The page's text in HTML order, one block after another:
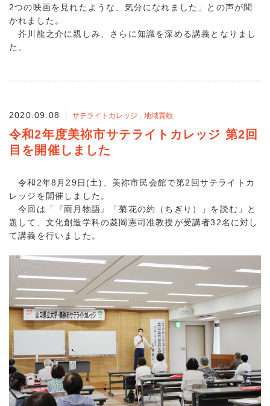
2つの映画を見れたような、気分になれました」との声が聞
かれました。
芥川龍之介に親しみ、さらに知識を深める講義となりまし
た。
2020.09.08 サテライトカレッジ 地域貢献
令和2年度美祢市サテライトカレッジ 第2回
目を開催しました
令和2年8月29日(土)、美祢市民会館で第2回サテライトカ
レッジを開催しました。
今回は「『雨月物語』「菊花の約（ちぎり）」を読む」と
題して、文化創造学科の菱岡憲司准教授が受講者32名に対し
て講義を行いました。